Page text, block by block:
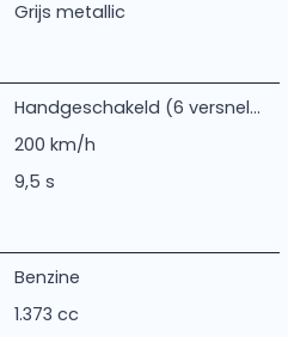
Grijs metallic
Handgeschakeld (6 versnel...
200 km/h
9,5 s
Benzine
1.373 cc